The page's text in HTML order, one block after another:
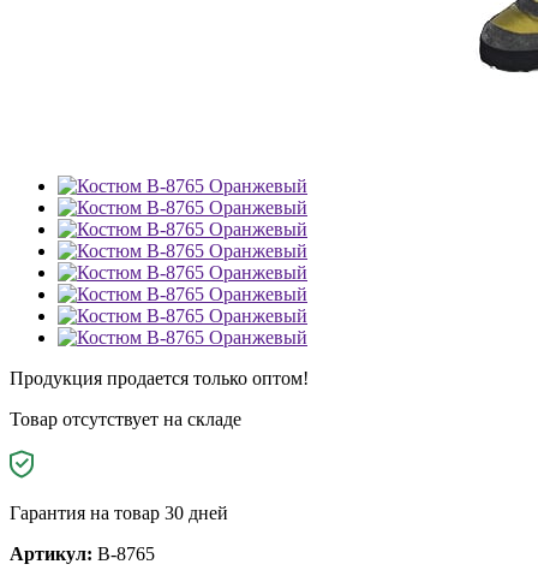
Продукция продается только оптом!
Товар отсутствует на складе
Гарантия на товар 30 дней
Артикул: B-8765